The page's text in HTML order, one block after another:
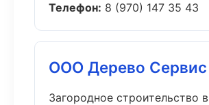
Телефон: 8 (970) 147 35 43
ООО Дерево Сервис
Загородное строительство в